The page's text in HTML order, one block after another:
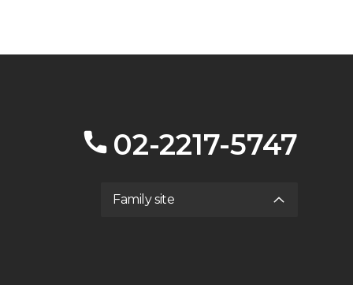
02-2217-5747
Family site